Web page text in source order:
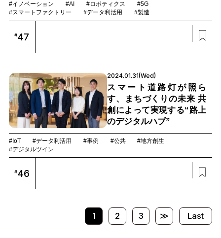
#イノベーション #AI #ロボティクス
#5G
#スマートファクトリー
#データ利活用 #製造
#47
2024.01.31(Wed)
スマート道路灯が照ら
す、まちづくりの未来 共
創によって実現する“路上
のデジタルハブ”
#IoT #データ利活用 #事例 #公共
#地方創生
#デジタルツイン
#46
1 2 3 ≫ Last